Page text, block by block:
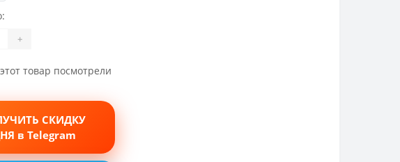
+
товар посмотрели
СКИДКУ
в Telegram